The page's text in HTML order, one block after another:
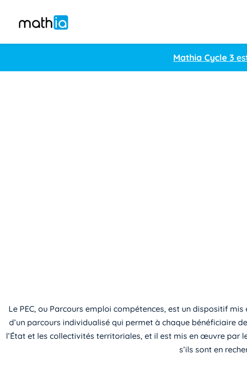
Mathia Cycle 3
Le PEC, ou Parcours emploi compétences, est un dispositif
d’un parcours individualisé qui permet à chaque bénéficiaire
l’État et les collectivités territoriales, et il est mis en œuvre par
s’ils sont en